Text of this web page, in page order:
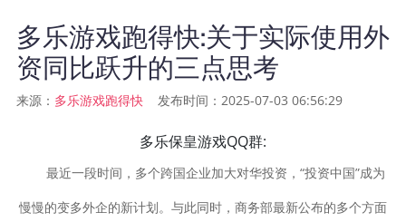
多乐游戏跑得快:关于实际使用外
资同比跃升的三点思考
来源： 多乐游戏跑得快发布时间：2025-07-03 06:56:29
多乐保皇游戏QQ群:
最近一段时间，多个跨国企业加大对华投资，“投资中国”成为
慢慢的变多外企的新计划。与此同时，商务部最新公布的多个方面